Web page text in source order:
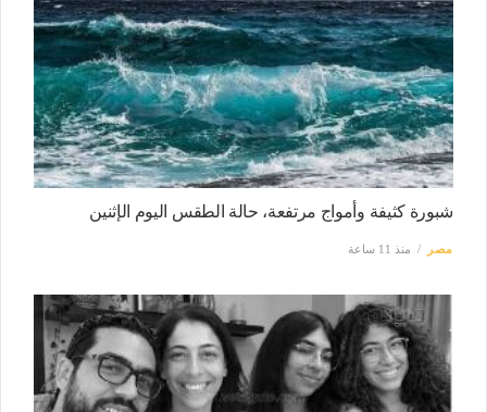
شبورة كثيفة وأمواج مرتفعة، حالة الطقس اليوم الإثنين
مصر منذ 11 ساعة